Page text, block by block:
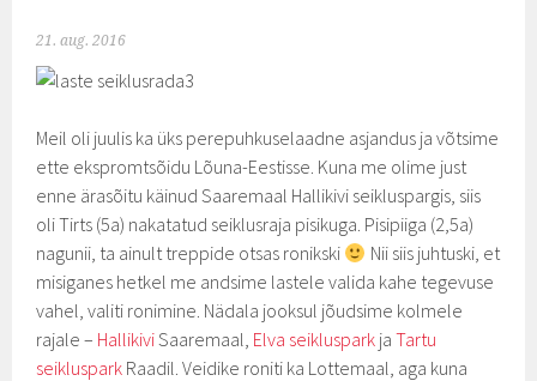
21. aug. 2016
Meil oli juulis ka üks perepuhkuselaadne asjandus ja võtsime
ette ekspromtsõidu Lõuna-Eestisse. Kuna me olime just
enne ärasõitu käinud Saaremaal Hallikivi seikluspargis, siis
oli Tirts (5a) nakatatud seiklusraja pisikuga. Pisipiiga (2,5a)
nagunii, ta ainult treppide otsas ronikski
Nii siis juhtuski, et
misiganes hetkel me andsime lastele valida kahe tegevuse
vahel, valiti ronimine. Nädala jooksul jõudsime kolmele
rajale – HallikiviSaaremaal, Elva seikluspark jaTartu
seikluspark Raadil. Veidike roniti ka Lottemaal, aga kuna